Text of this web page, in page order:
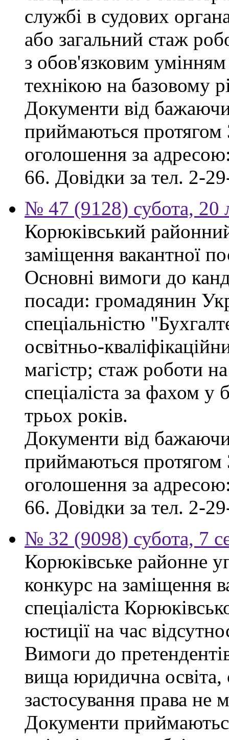
службі в судових
або загальний стаж
з обов'язковим
технікою на базовому
Документи від
приймаються протягом
оголошення за
66. Довідки за тел. 2-
№ 47 (9128) субота, 20
Корюківський
заміщення вакантної
Основні вимоги до
посади: громадянин
спеціальністю
освітньо-
магістр; стаж роботи
спеціаліста за фахом
трьох років.
Документи від
приймаються протягом
оголошення за
66. Довідки за тел. 2-
№ 32 (9098) субота, 7
Корюківське районне
конкурс на заміщення
спеціаліста
юстиції на час
Вимоги до
вища юридична освіта,
застосування права не
Документи